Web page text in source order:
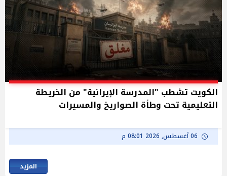
الكويت تشطب "المدرسة الإيرانية" من الخريطة
التعليمية تحت وطأة الصواريخ والمسيرات
06 أغسطس, 2026 08:01 م
المزيد